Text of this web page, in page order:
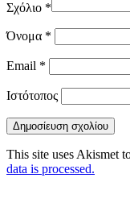
Σχόλιο *
Όνομα *
Email *
Ιστότοπος
This site uses Akismet
data is processed.